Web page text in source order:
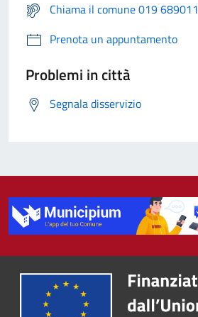
Chiama il comune 019 689011
Prenota un appuntamento
Problemi in città
Segnala disservizio